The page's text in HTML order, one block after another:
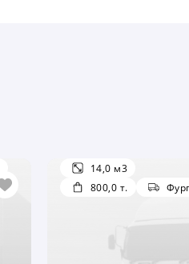
800,0 т.
14,0 м3